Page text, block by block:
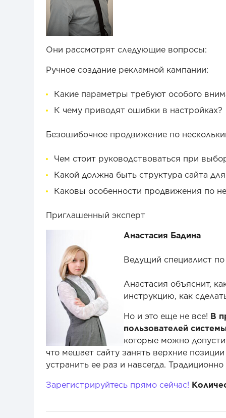
Они рассмотрят следующие вопросы:
Ручное создание рекламной кампании:
Какие параметры требуют особого
К чему приводят ошибки в настройках?
Безошибочное продвижение по
Чем стоит руководствоваться при
Какой должна быть структура сайта
Каковы особенности продвижения по
Приглашенный эксперт
Анастасия Бадина
Ведущий специалист
Анастасия объяснит,
инструкцию, как
Но и это еще не все! В
пользователей
которые можно
что мешает сайту занять верхние
устранить ее раз и навсегда.
Зарегистрируйтесь прямо сейчас!